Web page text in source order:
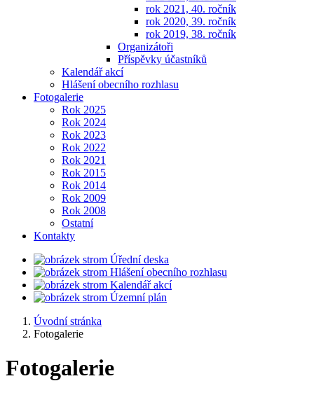
rok 2021, 40. ročník
rok 2020, 39. ročník
rok 2019, 38. ročník
Organizátoři
Příspěvky účastníků
Kalendář akcí
Hlášení obecního rozhlasu
Fotogalerie
Rok 2025
Rok 2024
Rok 2023
Rok 2022
Rok 2021
Rok 2015
Rok 2014
Rok 2009
Rok 2008
Ostatní
Kontakty
Úřední deska
Hlášení obecního rozhlasu
Kalendář akcí
Územní plán
Úvodní stránka
Fotogalerie
Fotogalerie